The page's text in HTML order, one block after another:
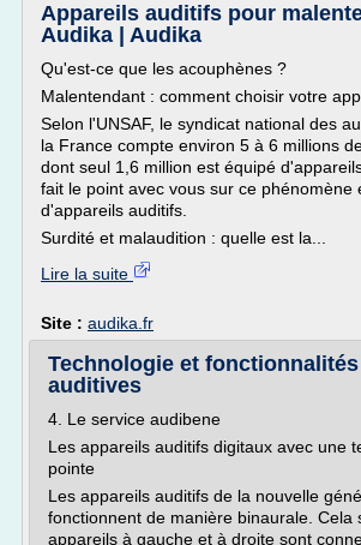
Appareils auditifs pour
Audika | Audika
Qu'est-ce que les acouphènes ?
Malentendant : comment choisir votre
Selon l'UNSAF, le syndicat national des
la France compte environ 5 à 6 millions
dont seul 1,6 million est équipé
fait le point avec vous sur ce phénomène
d'appareils auditifs.
Surdité et malaudition : quelle est la...
Lire la suite
Site : audika.fr
Technologie et
auditives
4. Le service audibene
Les appareils auditifs digitaux avec une
pointe
Les appareils auditifs de la nouvelle
fonctionnent de manière binaurale. Cela
appareils à gauche et à droite sont